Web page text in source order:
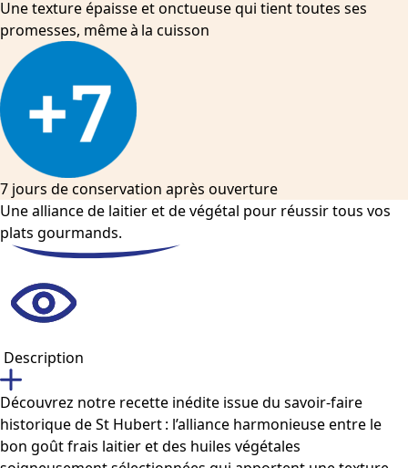
Une texture épaisse et onctueuse qui tient toutes ses
promesses, même à la cuisson
7 jours de conservation après ouverture
Une alliance de laitier et de végétal pour réussir tous vos
plats gourmands.
Description
Découvrez notre recette inédite issue du savoir-faire
historique de St Hubert : l’alliance harmonieuse entre le
bon goût frais laitier et des huiles végétales